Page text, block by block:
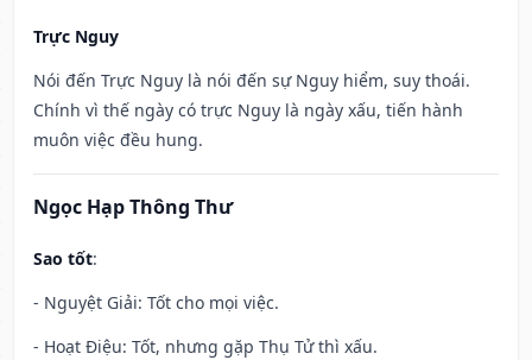
Trực Nguy
Nói đến Trực Nguy là nói đến sự Nguy hiểm, suy thoái.
Chính vì thế ngày có trực Nguy là ngày xấu, tiến hành
muôn việc đều hung.
Ngọc Hạp Thông Thư
Sao tốt:
- Nguyệt Giải: Tốt cho mọi việc.
- Hoạt Điệu: Tốt, nhưng gặp Thụ Tử thì xấu.